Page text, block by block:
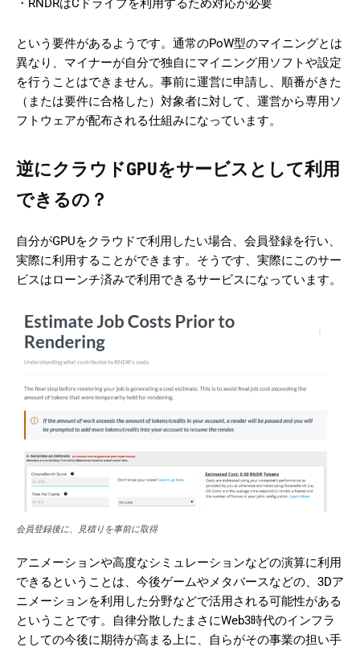
・RNDRはCドライブを利用するため対応が必要
という要件があるようです。通常のPoW型のマイニングとは
異なり、マイナーが自分で独自にマイニング用ソフトや設定
を行うことはできません。事前に運営に申請し、順番がきた
（または要件に合格した）対象者に対して、運営から専用ソ
フトウェアが配布される仕組みになっています。
逆にクラウドGPUをサービスとして利用
できるの？
自分がGPUをクラウドで利用したい場合、会員登録を行い、
実際に利用することができます。そうです、実際にこのサー
ビスはローンチ済みで利用できるサービスになっています。
会員登録後に、見積りを事前に取得
アニメーションや高度なシミュレーションなどの演算に利用
できるということは、今後ゲームやメタバースなどの、3Dア
ニメーションを利用した分野などで活用される可能性がある
ということです。自律分散したまさにWeb3時代のインフラ
としての今後に期待が高まる上に、自らがその事業の担い手